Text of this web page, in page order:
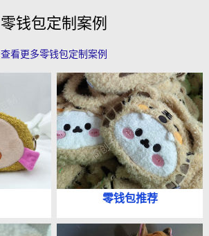
零钱包定制案例
查看更多零钱包定制案例
零钱包推荐